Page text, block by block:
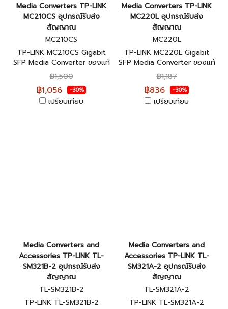
Media Converters TP-LINK
MC210CS อุปกรณ์รับส่ง
สัญญาณ
MC210CS
TP-LINK MC210CS Gigabit
SFP Media Converter ของแท้
รับประกันตลอดอายุการใช้งาน
฿1,500
฿1,056 -30%
เปรียบเทียบ
Media Converters TP-LINK
MC220L อุปกรณ์รับส่ง
สัญญาณ
MC220L
TP-LINK MC220L Gigabit
SFP Media Converter ของแท้
รับประกันตลอดอายุการใช้งาน
฿1,187
฿836 -30%
เปรียบเทียบ
Media Converters and
Accessories TP-LINK TL-
SM321B-2 อุปกรณ์รับส่ง
สัญญาณ
TL-SM321B-2
TP-LINK TL-SM321B-2
Media Converters and
Accessories TP-LINK TL-
SM321A-2 อุปกรณ์รับส่ง
สัญญาณ
TL-SM321A-2
TP-LINK TL-SM321A-2